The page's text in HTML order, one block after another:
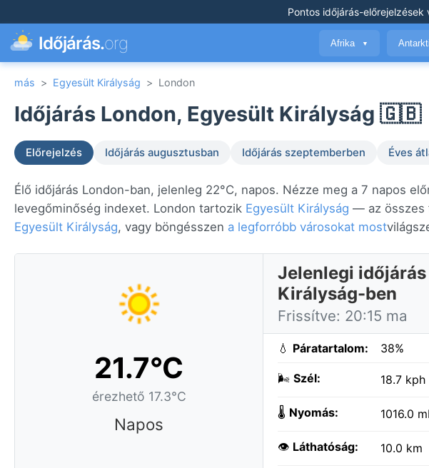
Pontos időjárás-előrejelzések
Időjárás.org Afrika ▼
más > Egyesült Királyság > London
Időjárás London, Egyesült Királyság 🇬🇧
Előrejelzés Időjárás augusztusban Időjárás szeptemberben Éves
Élő időjárás London-ban, jelenleg 22°C, napos. Nézze meg a 7 napos
levegőminőség indexet. London tartozik Egyesült Királyság — az összes
Egyesült Királyság, vagy böngésszen a legforróbb városokat most
21.7°C
érezhető 17.3°C
Napos
Jelenlegi
Királyság-ben
Frissítve: 20:15 ma
💧 Páratartalom: 38%
🌬️ Szél: 18.7 kph
🌡️ Nyomás: 1016.0
👁️ Láthatóság: 10.0 km